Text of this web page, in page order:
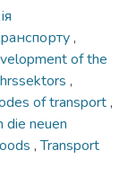
,
of the
,
of transport,
die neuen
,Transport